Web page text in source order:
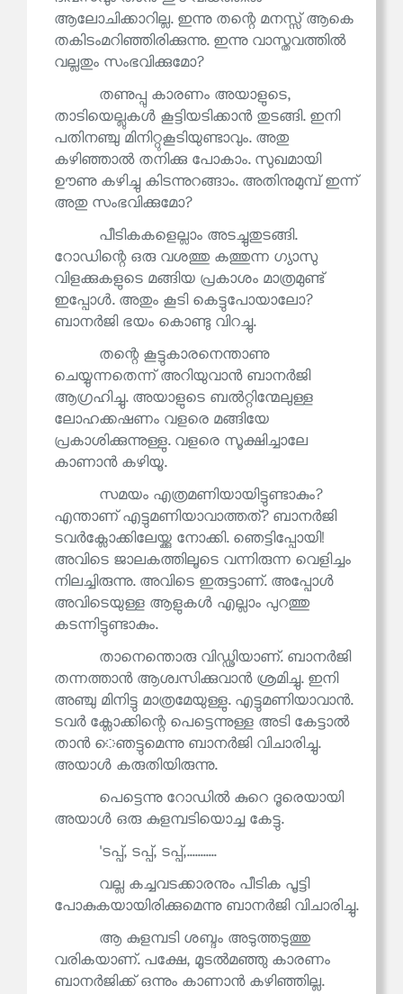
ആലോചിക്കാറില്ല. ഇന്നു തന്റെ മനസ്സ് ആകെ
തകിടംമറിഞ്ഞിരിക്കുന്നു. ഇന്നു വാസ്തവത്തിൽ
വല്ലതും സംഭവിക്കുമോ?
തണുപ്പു കാരണം അയാളുടെ,
താടിയെല്ലുകൾ കൂട്ടിയടിക്കാൻ തുടങ്ങി. ഇനി
പതിനഞ്ചു മിനിറ്റുകൂടിയുണ്ടാവും. അതു
കഴിഞ്ഞാൽ തനിക്കു പോകാം. സുഖമായി
ഊണു കഴിച്ചു കിടന്നുറങ്ങാം. അതിനുമുമ്പ് ഇന്ന്
അതു സംഭവിക്കുമോ?
പീടികകളെല്ലാം അടച്ചുതുടങ്ങി.
റോഡിന്റെ ഒരു വശത്തു കത്തുന്ന ഗ്യാസു
വിളക്കുകളുടെ മങ്ങിയ പ്രകാശം മാത്രമുണ്ട്
ഇപ്പോൾ. അതും കൂടി കെട്ടുപോയാലോ?
ബാനർജി ഭയം കൊണ്ടു വിറച്ചു.
തന്റെ കൂട്ടുകാരനെന്താണു
ചെയ്യുന്നതെന്ന് അറിയുവാൻ ബാനർജി
ആഗ്രഹിച്ചു. അയാളുടെ ബൽറ്റിന്മേലുള്ള
ലോഹക്കഷണം വളരെ മങ്ങിയേ
പ്രകാശിക്കുന്നുള്ളു. വളരെ സൂക്ഷിച്ചാലേ
കാണാൻ കഴിയൂ.
സമയം എത്രമണിയായിട്ടുണ്ടാകും?
എന്താണ് എട്ടുമണിയാവാത്തത്? ബാനർജി
ടവർക്ലോക്കിലേയ്ക്കു നോക്കി. ഞെട്ടിപ്പോയി!
അവിടെ ജാലകത്തിലൂടെ വന്നിരുന്ന വെളിച്ചം
നിലച്ചിരുന്നു. അവിടെ ഇരുട്ടാണ്. അപ്പോൾ
അവിടെയുള്ള ആളുകൾ എല്ലാം പുറത്തു
കടന്നിട്ടുണ്ടാകും.
താനെന്തൊരു വിഡ്ഢിയാണ്. ബാനർജി
തന്നത്താൻ ആശ്വസിക്കുവാൻ ശ്രമിച്ചു. ഇനി
അഞ്ചു മിനിട്ടു മാത്രമേയുള്ളു. എട്ടുമണിയാവാൻ.
ടവർ ക്ലോക്കിന്റെ പെട്ടെന്നുള്ള അടി കേട്ടാൽ
താൻ െഞട്ടുമെന്നു ബാനർജി വിചാരിച്ചു.
അയാൾ കരുതിയിരുന്നു.
പെട്ടെന്നു റോഡിൽ കുറെ ദൂരെയായി
അയാൾ ഒരു കുളമ്പടിയൊച്ച കേട്ടു.
'ടപ്പ്, ടപ്പ്, ടപ്പ്,...........
വല്ല കച്ചവടക്കാരനും പീടിക പൂട്ടി
പോകുകയായിരിക്കുമെന്നു ബാനർജി വിചാരിച്ചു.
ആ കുളമ്പടി ശബ്ദം അടുത്തടുത്തു
വരികയാണ്. പക്ഷേ, മൂടൽമഞ്ഞു കാരണം
ബാനർജിക്ക് ഒന്നും കാണാൻ കഴിഞ്ഞില്ല.